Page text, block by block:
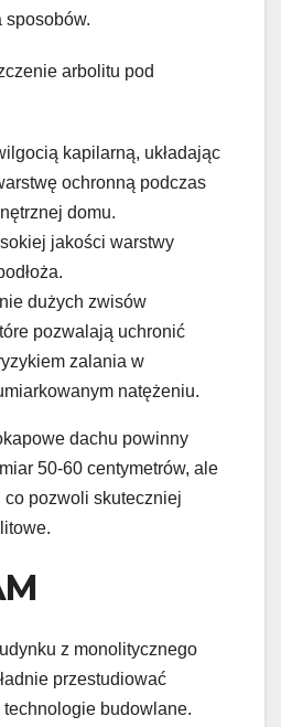
sposobów.
arbolitu pod
kapilarną, układając
ochronną podczas
domu.
jakości warstwy
dużych zwisów
pozwalają uchronić
zalania w
natężeniu.
dachu powinny
50-60 centymetrów, ale
pozwoli skuteczniej
z monolitycznego
przestudiować
budowlane.